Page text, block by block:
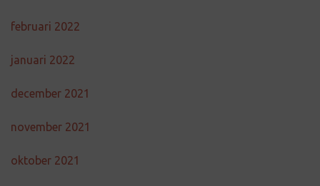
februari 2022
januari 2022
december 2021
november 2021
oktober 2021